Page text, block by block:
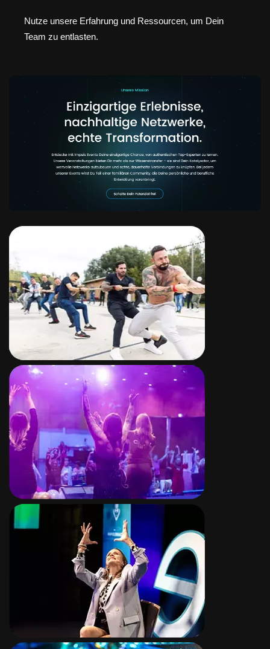
Nutze unsere Erfahrung und Ressourcen, um Dein
Team zu entlasten.